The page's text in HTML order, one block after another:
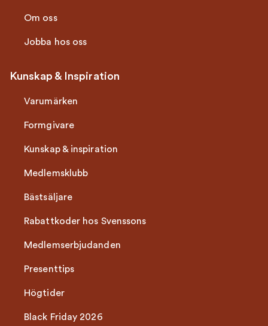
Om oss
Jobba hos oss
Kunskap & Inspiration
Varumärken
Formgivare
Kunskap & inspiration
Medlemsklubb
Bästsäljare
Rabattkoder hos Svenssons
Medlemserbjudanden
Presenttips
Högtider
Black Friday 2026